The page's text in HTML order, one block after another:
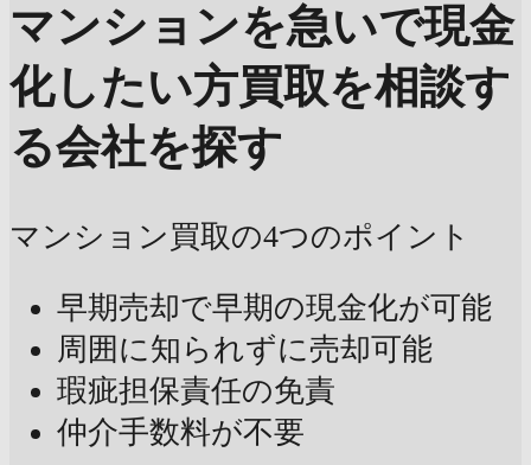
マンションを急いで現金
化したい方買取を相談す
る会社を探す
マンション買取の4つのポイント
早期売却で早期の現金化が可能
周囲に知られずに売却可能
瑕疵担保責任の免責
仲介手数料が不要